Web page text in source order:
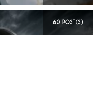
60 POST(S)